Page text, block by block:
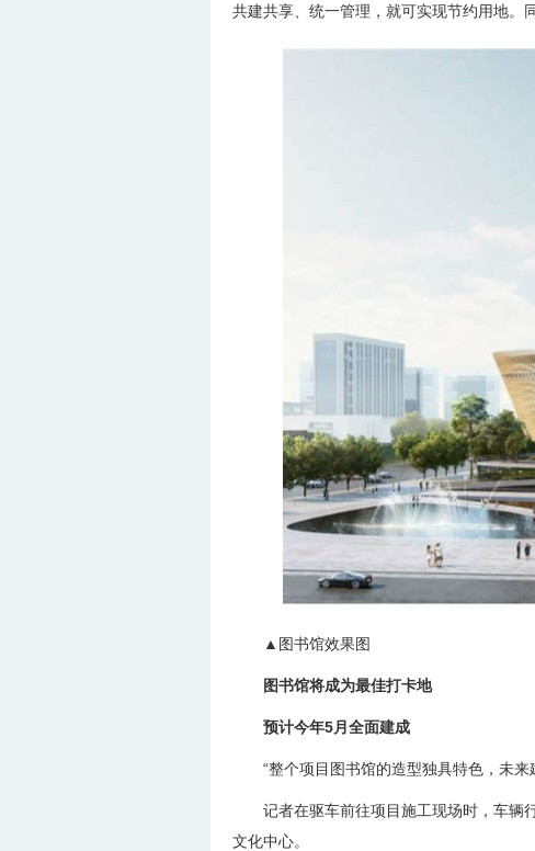
共建共享、统一管理，就可实现节约用地。
▲图书馆效果图
图书馆将成为最佳打卡地
预计今年5月全面建成
“整个项目图书馆的造型独具特色，未
记者在驱车前往项目施工现场时，车辆
文化中心。